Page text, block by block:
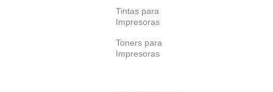
Tintas para
Impresoras
Toners para
Impresoras